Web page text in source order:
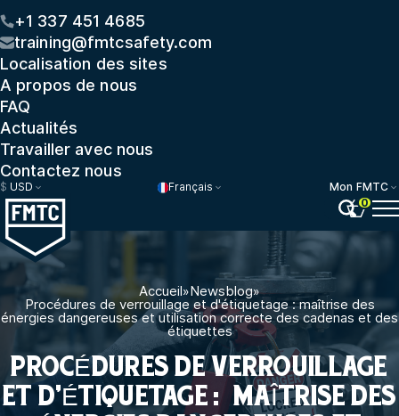
+1 337 451 4685
training@fmtcsafety.com
Localisation des sites
A propos de nous
FAQ
Actualités
Travailler avec nous
Contactez nous
$ USD Français
Mon FMTC
0
Accueil»Newsblog»
Procédures de verrouillage et d'étiquetage : maîtrise des
énergies dangereuses et utilisation correcte des cadenas et des
étiquettes
PROCÉDURES DE VERROUILLAGE
ET D'ÉTIQUETAGE : MAÎTRISE DES